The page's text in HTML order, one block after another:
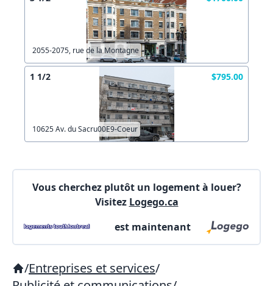
2055-2075, rue de la Montagne
1 1/2 $795.00
10625 Av. du Sacru00E9-Coeur
Vous cherchez plutôt un logement à louer?
Visitez Logego.ca
est maintenant
/Entreprises et services/
Les informations ne sont plus à jour
Commentaires:
Commentaires:
Lien vers inscription (sera inclus dans courriel)
Copier lien
Connectez-vous
Créer un compte